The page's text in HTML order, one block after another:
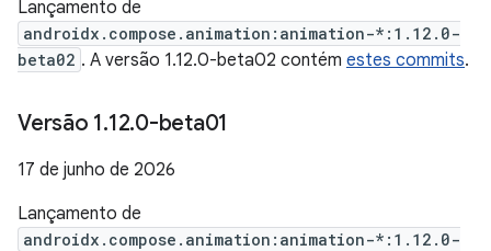
Lançamento de
androidx.compose.animation:animation-*:1.12.0-
beta02 . A versão 1.12.0-beta02 contém estes commits.
Versão 1.12.0-beta01
17 de junho de 2026
Lançamento de
androidx.compose.animation:animation-*:1.12.0-